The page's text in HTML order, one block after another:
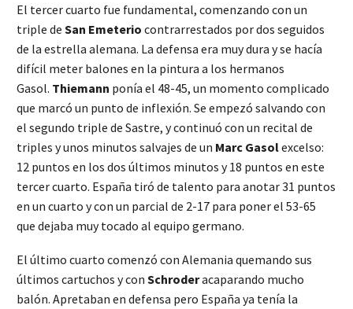
El tercer cuarto fue fundamental, comenzando con un
triple de San Emeterio contrarrestados por dos seguidos
de la estrella alemana. La defensa era muy dura y se hacía
difícil meter balones en la pintura a los hermanos
Gasol. Thiemann ponía el 48-45, un momento complicado
que marcó un punto de inflexión. Se empezó salvando con
el segundo triple de Sastre, y continuó con un recital de
triples y unos minutos salvajes de un Marc Gasolexcelso:
12 puntos en los dos últimos minutos y 18 puntos en este
tercer cuarto. España tiró de talento para anotar 31 puntos
en un cuarto y con un parcial de 2-17 para poner el 53-65
que dejaba muy tocado al equipo germano.
El último cuarto comenzó con Alemania quemando sus
últimos cartuchos y con Schroderacaparando mucho
balón. Apretaban en defensa pero España ya tenía la